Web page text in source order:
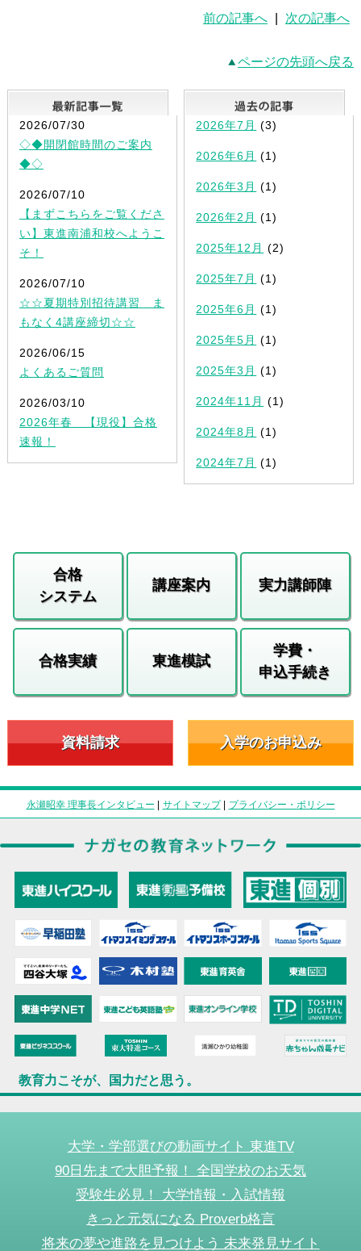
前の記事へ 次の記事へ
ページの先頭へ戻る
最新記事一覧
2026/07/30
◇◆開閉館時間のご案内
◆◇
2026/07/10
【まずこちらをご覧くださ
い】東進南浦和校へようこ
そ！
2026/07/10
☆☆夏期特別招待講習 ま
もなく4講座締切☆☆
2026/06/15
よくあるご質問
2026/03/10
2026年春 【現役】合格
速報！
2026年7月 (3)
2026年6月 (1)
2026年3月 (1)
2026年2月 (1)
2025年12月 (2)
2025年7月 (1)
2025年6月 (1)
2025年5月 (1)
2025年3月 (1)
2024年11月 (1)
2024年8月 (1)
2024年7月 (1)
合格
システム
講座案内 実力講師陣
合格実績 東進模試
学費・
申込手続き
資料請求 入学のお申込み
永瀬昭幸 理事長インタビュー | サイトマップ| プライバシー・ポリシー
教育力こそが、国力だと思う。
大学・学部選びの動画サイト 東進TV
90日先まで大胆予報！ 全国学校のお天気
受験生必見！ 大学情報・入試情報
きっと元気になる Proverb格言
将来の夢や進路を見つけよう 未来発見サイト